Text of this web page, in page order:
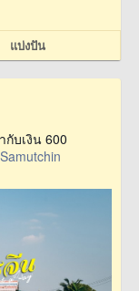
แบ่งปัน
บเงิน 600